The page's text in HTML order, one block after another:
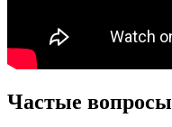
Частые вопросы